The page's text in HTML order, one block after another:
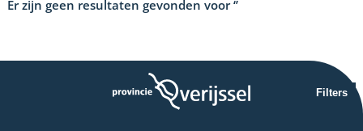
Er zijn geen resultaten gevonden voor‘’
Filters